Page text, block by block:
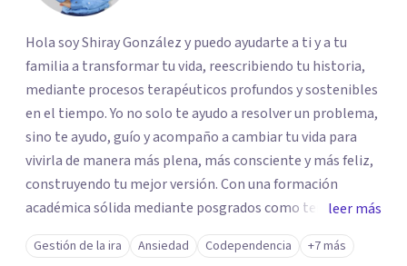
Hola soy Shiray González y puedo ayudarte a ti y a tu
familia a transformar tu vida, reescribiendo tu historia,
mediante procesos terapéuticos profundos y sostenibles
en el tiempo. Yo no solo te ayudo a resolver un problema,
sino te ayudo, guío y acompaño a cambiar tu vida para
vivirla de manera más plena, más consciente y más feliz,
construyendo tu mejor versión. Con una formación
académica sólida mediante posgrados como terapeuta
breve, familiar e infantil, así como con respaldo
profesional y experiencia clínica de más de 26 años y
leer más
Gestión de la ira Ansiedad Codependencia +7 más